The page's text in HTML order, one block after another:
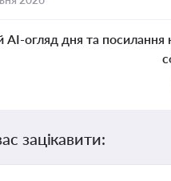
AI-огляд дня та посилання
зацікавити: